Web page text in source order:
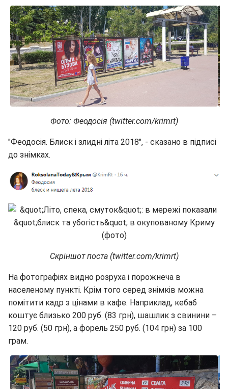
Фото: Феодосія (twitter.com/krimrt)
"Феодосія. Блиск і злидні літа 2018", - сказано в підписі
до знімках.
Скріншот поста (twitter.com/krimrt)
На фотографіях видно розруха і порожнеча в
населеному пункті. Крім того серед знімків можна
помітити кадр з цінами в кафе. Наприклад, кебаб
коштує близько 200 руб. (83 грн), шашлик з свинини –
120 руб. (50 грн), а форель 250 руб. (104 грн) за 100
грам.